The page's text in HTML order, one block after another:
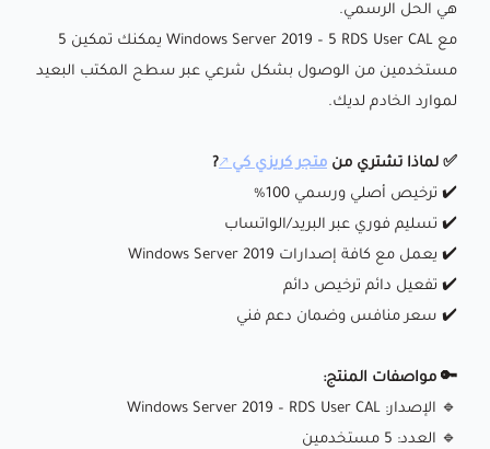
هي الحل الرسمي.
مع Windows Server 2019 – 5 RDS User CAL يمكنك تمكين 5
مستخدمين من الوصول بشكل شرعي عبر سطح المكتب البعيد
لموارد الخادم لديك.
✅ لماذا تشتري من متجر كريزي كي
?
✔️ ترخيص أصلي ورسمي 100%
✔️ تسليم فوري عبر البريد/الواتساب
✔️ يعمل مع كافة إصدارات Windows Server 2019
✔️ تفعيل دائم ترخيص دائم
✔️ سعر منافس وضمان دعم فني
🔑 مواصفات المنتج:
🔹 الإصدار: Windows Server 2019 – RDS User CAL
🔹 العدد: 5 مستخدمين